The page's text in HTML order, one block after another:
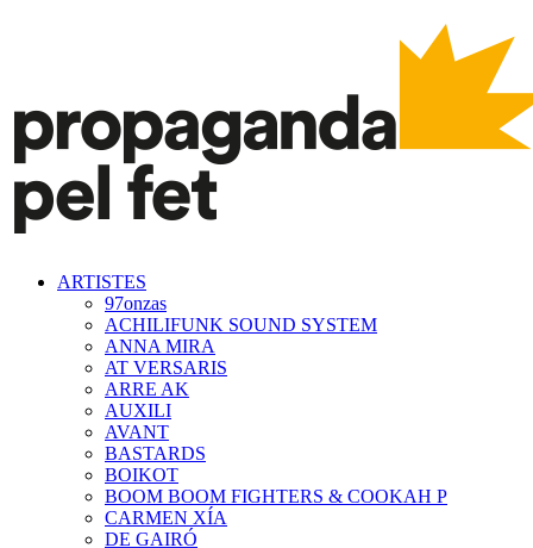
ARTISTES
97onzas
ACHILIFUNK SOUND SYSTEM
ANNA MIRA
AT VERSARIS
ARRE AK
AUXILI
AVANT
BASTARDS
BOIKOT
BOOM BOOM FIGHTERS & COOKAH P
CARMEN XÍA
DE GAIRÓ